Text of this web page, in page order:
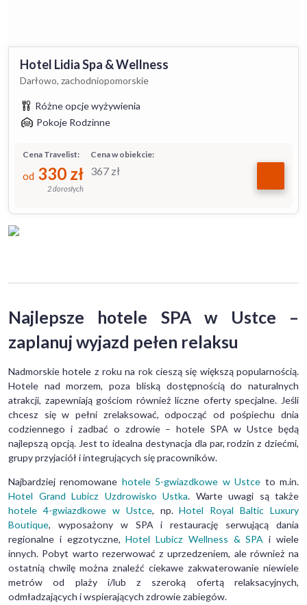
Hotel Lidia Spa & Wellness
Darłowo, zachodniopomorskie
Różne opcje wyżywienia
Pokoje Rodzinne
Cena w obiekcie:
367 zł
Cena Travelist:
od 330 zł
2 dorosłych
Najlepsze hotele SPA w Ustce –
zaplanuj wyjazd pełen relaksu
Nadmorskie hotele z roku na rok cieszą się większą popularnością.
Hotele nad morzem, poza bliską dostępnością do naturalnych
atrakcji, zapewniają gościom również liczne oferty specjalne. Jeśli
chcesz się w pełni zrelaksować, odpocząć od pośpiechu dnia
codziennego i zadbać o zdrowie – hotele SPA w Ustce będą
najlepszą opcją. Jest to idealna destynacja dla par, rodzin z dziećmi,
grupy przyjaciół i integrujących się pracowników.
Najbardziej renomowane hotele 5-gwiazdkowe w Ustce to m.in.
Hotel Grand Lubicz Uzdrowisko Ustka. Warte uwagi są także
hotele 4-gwiazdkowe w Ustce, np.Hotel Royal Baltic Luxury
Boutique, wyposażony w SPA i restaurację serwującą dania
regionalne i egzotyczne,Hotel Lubicz Wellness & SPA i wiele
innych. Pobyt warto rezerwować z uprzedzeniem, ale również na
ostatnią chwilę można znaleźć ciekawe zakwaterowanie niewiele
metrów od plaży i/lub z szeroką ofertą relaksacyjnych,
odmładzających i wspierających zdrowie zabiegów.